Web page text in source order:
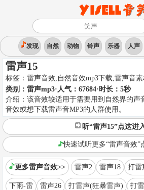
发现 自然 动物 铃声 乐器 人声
雷声15
标签： 雷声音效,自然音效mp3下载,雷声音
类别： 雷声mp3·人气：67684·时长： 5秒
介绍： 该音效较适用于需要用到自然界的声
音效或想下载雷声音MP3的人群使用。
听“雷声15”点这进
快速试听更多“雷声音效”
更多雷声音效>> 雷声2 雷声18 打雷
下雨-雷 雷声26 打雷声(狂暴雷声) 打